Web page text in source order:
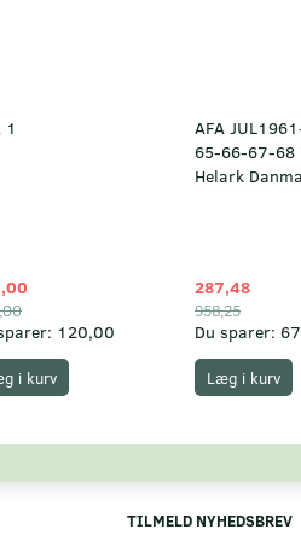
1
120,00
i kurv
AFA
65-66-67-68
Helark
287,48
958,25
Du sparer:
Læg i kurv
TILMELD NYHEDSBREV